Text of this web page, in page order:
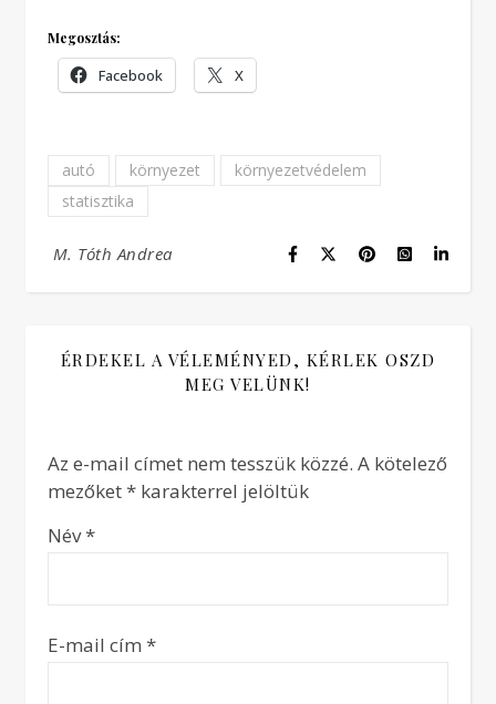
Megosztás:
Facebook X
autó környezet
környezetvédelem
statisztika
M. Tóth Andrea
ÉRDEKEL A VÉLEMÉNYED, KÉRLEK OSZD
MEG VELÜNK!
Az e-mail címet nem tesszük közzé. A kötelező
mezőket* karakterrel jelöltük
Név*
E-mail cím *